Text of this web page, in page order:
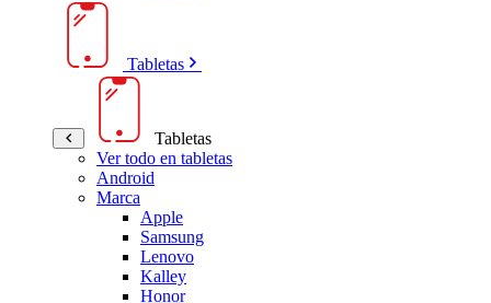
Tabletas
Tabletas
Ver todo en tabletas
Android
Marca
Apple
Samsung
Lenovo
Kalley
Honor